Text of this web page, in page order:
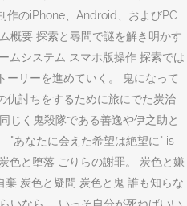
作のiPhone、Android、およびPC
概要 探索と尋問で謎を解き明かす
ムシステム スマホ版操作 探索では
ーリーを進めていく。 鬼になって
仇討ちをするために旅にでた炭治
じく鬼殺隊である善逸や伊之助と
"あなたに会えた希望は絶望に" is
色と堕落 ごりらの謝罪。 炭色と嫌
炭色と疑問 炭色と鬼 誰も知らな